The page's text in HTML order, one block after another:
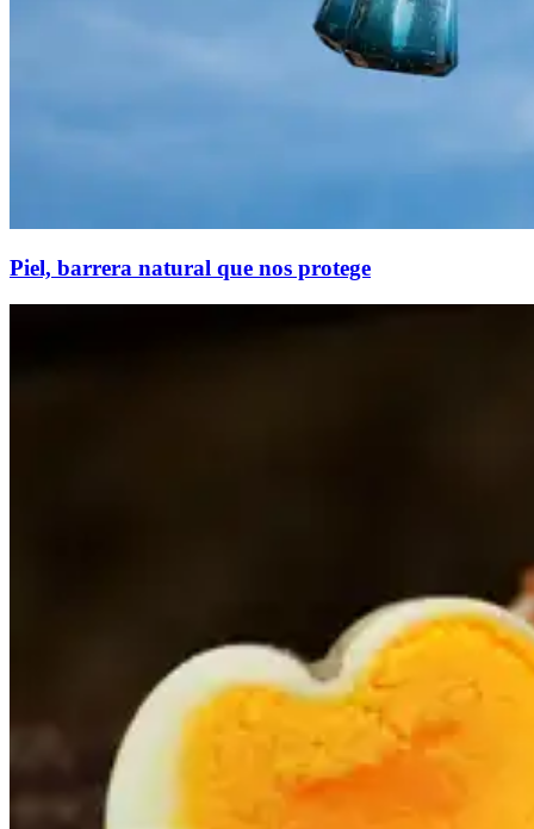
Piel, barrera natural que nos protege